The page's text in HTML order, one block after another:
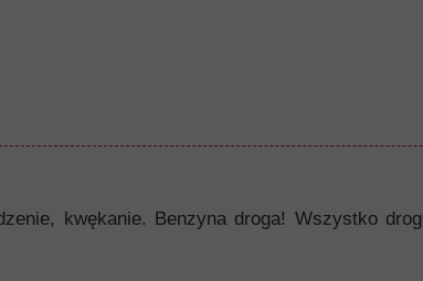
kwękanie. Benzyna droga! Wszystko